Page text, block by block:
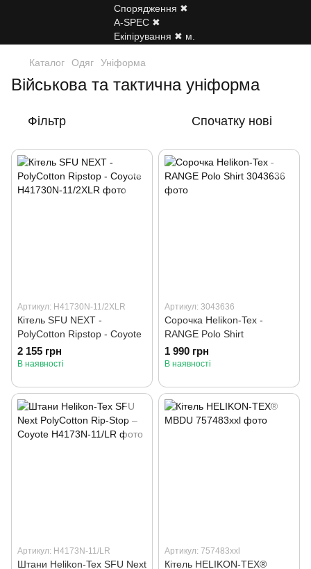
Каталог Одяг Уніформа
Військова та тактична уніформа
Фільтр Спочатку нові
Артикул: H41730N-11/2XLR
Кітель SFU NEXT -
PolyCotton Ripstop - Coyote
2 155 грн
В наявності
Артикул: 3043636
Сорочка Helikon-Tex -
RANGE Polo Shirt
1 990 грн
В наявності
Артикул: H4173N-11/LR
Штани Helikon-Tex SFU Next
Артикул: 757483xxl
Кітель HELIKON-TEX®